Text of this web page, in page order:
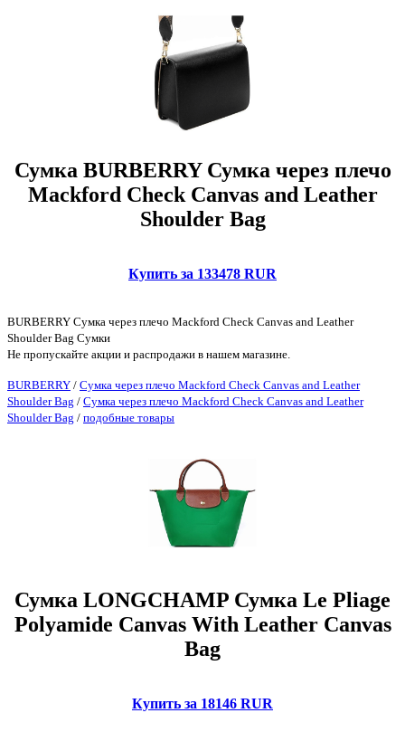
Сумка BURBERRY Сумка через плечо
Mackford Check Canvas and Leather
Shoulder Bag
Купить за 133478 RUR
BURBERRY Сумка через плечо Mackford Check Canvas and Leather
Shoulder Bag Сумки
Не пропускайте акции и распродажи в нашем магазине.
BURBERRY / Сумка через плечо Mackford Check Canvas and Leather
Shoulder Bag / Сумка через плечо Mackford Check Canvas and Leather
Shoulder Bag / подобные товары
Сумка LONGCHAMP Сумка Le Pliage
Polyamide Canvas With Leather Canvas
Bag
Купить за 18146 RUR